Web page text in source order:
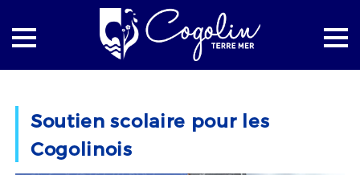
Soutien scolaire pour les
Cogolinois